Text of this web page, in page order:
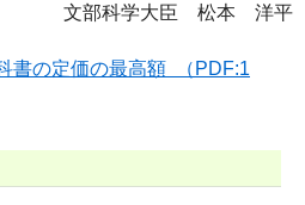
文部科学大臣 松本 洋平
書の定価の最高額 （PDF:1